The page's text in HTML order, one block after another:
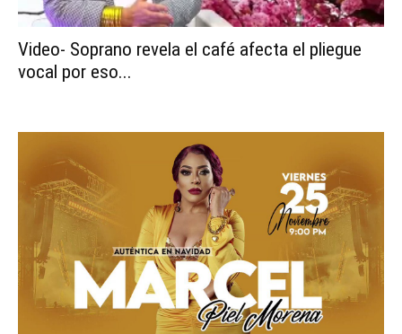
Video- Soprano revela el café afecta el pliegue
vocal por eso...